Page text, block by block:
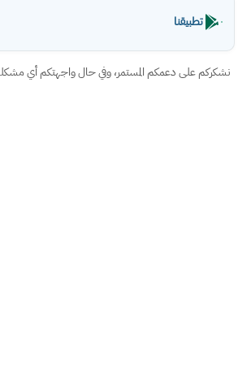
تطبيقنا
نشكركم على دعمكم المستمر، وفي حال واجهتكم أي مشكلة